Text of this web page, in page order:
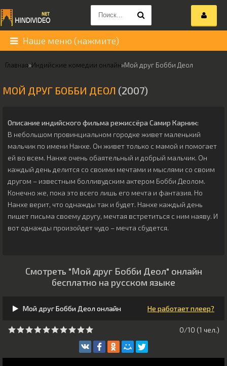
Наше меню (нажмите)
Главная»Индийские комедии онлайн»Мой друг Бобби Деол
МОЙ ДРУГ БОББИ ДЕОЛ (2007)
Описание индийского фильма режиссёра Самир Карник:
В небольшом провинциальном городке живет маленький
мальчик по имени Нанхе. Он живет только с мамой и помогает
ей во всем. Нанхе очень обаятельный и добрый мальчик. Он
каждый день делится со своими мечтами и мыслями со своим
другом – известным болливудским актером Бобби Деолом.
Конечно же, пока это всего лишь его мечта и фантазия. Но
Нанхе верит, что однажды так и будет. Нанхе каждый день
пишет письма своему другу, мечтая встретиться с ним наяву. И
вот однажды произойдет чудо – мечта сбудется.
Смотреть "Мой друг Бобби Деол" онлайн
бесплатно на русском языке
Мой друг Бобби Деол онлайн Не работает плеер?
0/10 (1 чeл.)